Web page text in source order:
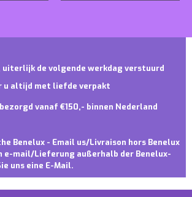
uiterlijk de volgende werkdag verstuurd
u altijd met liefde verpakt
vanaf €150,- binnen Nederland
Benelux - Email us/Livraison hors Benelux
e-mail/Lieferung außerhalb der Benelux-
uns eine E-Mail.